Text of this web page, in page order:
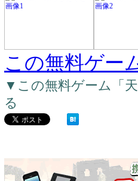
この無料ゲー
▼この無料ゲーム「
る